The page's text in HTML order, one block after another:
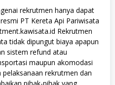
rekrutmen hanya dapat
PT Kereta Api Pariwisata
Rekrutmen
tidak dipungut biaya apapun
sistem refund atau
maupun akomodasi
rekrutmen dan